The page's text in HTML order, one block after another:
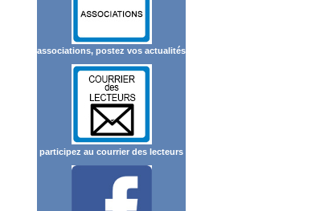
associations, postez vos actualités
participez au courrier des lecteurs